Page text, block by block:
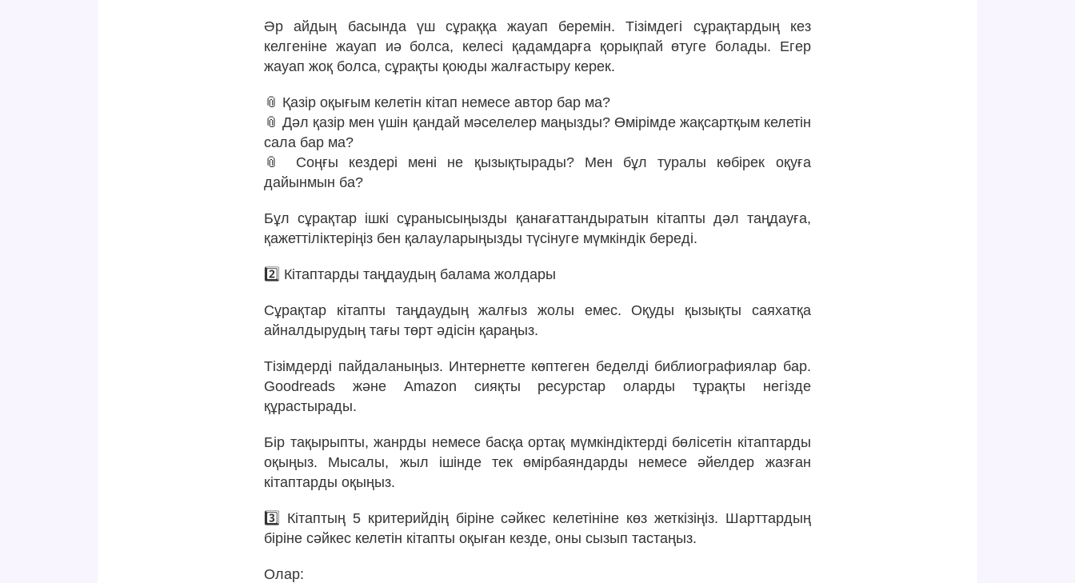
Әр айдың басында үш сұраққа жауап беремін. Тізімдегі сұрақтардың кез
келгеніне жауап иә болса, келесі қадамдарға қорықпай өтуге болады. Егер
жауап жоқ болса, сұрақты қоюды жалғастыру керек.
📎 Қазір оқығым келетін кітап немесе автор бар ма?
📎 Дәл қазір мен үшін қандай мәселелер маңызды? Өмірімде жақсартқым келетін
сала бар ма?
📎 Соңғы кездері мені не қызықтырады? Мен бұл туралы көбірек оқуға
дайынмын ба?
Бұл сұрақтар ішкі сұранысыңызды қанағаттандыратын кітапты дәл таңдауға,
қажеттіліктеріңіз бен қалауларыңызды түсінуге мүмкіндік береді.
2️⃣ Кітаптарды таңдаудың балама жолдары
Сұрақтар кітапты таңдаудың жалғыз жолы емес. Оқуды қызықты саяхатқа
айналдырудың тағы төрт әдісін қараңыз.
Тізімдерді пайдаланыңыз. Интернетте көптеген беделді библиографиялар бар.
Goodreads және Amazon сияқты ресурстар оларды тұрақты негізде
құрастырады.
Бір тақырыпты, жанрды немесе басқа ортақ мүмкіндіктерді бөлісетін кітаптарды
оқыңыз. Мысалы, жыл ішінде тек өмірбаяндарды немесе әйелдер жазған
кітаптарды оқыңыз.
3️⃣ Кітаптың 5 критерийдің біріне сәйкес келетініне көз жеткізіңіз. Шарттардың
біріне сәйкес келетін кітапты оқыған кезде, оны сызып тастаңыз.
Олар: